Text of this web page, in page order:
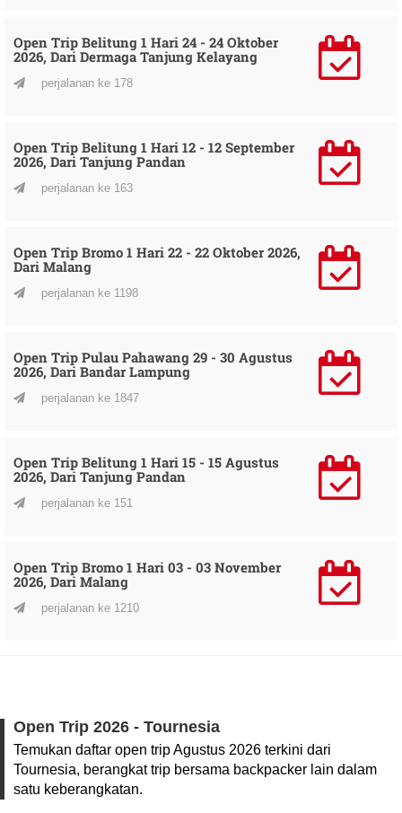
Open Trip Belitung 1 Hari 24 - 24 Oktober
2026, Dari Dermaga Tanjung Kelayang
perjalanan ke 178
Open Trip Belitung 1 Hari 12 - 12 September
2026, Dari Tanjung Pandan
perjalanan ke 163
Open Trip Bromo 1 Hari 22 - 22 Oktober 2026,
Dari Malang
perjalanan ke 1198
Open Trip Pulau Pahawang 29 - 30 Agustus
2026, Dari Bandar Lampung
perjalanan ke 1847
Open Trip Belitung 1 Hari 15 - 15 Agustus
2026, Dari Tanjung Pandan
perjalanan ke 151
Open Trip Bromo 1 Hari 03 - 03 November
2026, Dari Malang
perjalanan ke 1210
Open Trip 2026 - Tournesia
Temukan daftar open trip Agustus 2026 terkini dari
Tournesia, berangkat trip bersama backpacker lain dalam
satu keberangkatan.